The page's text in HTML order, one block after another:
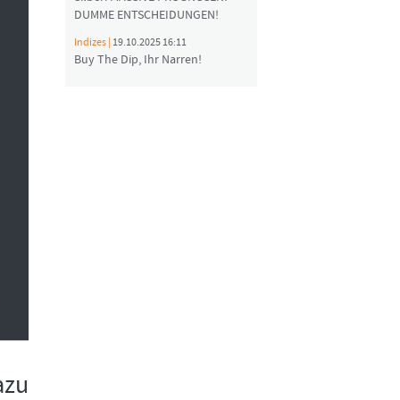
DUMME ENTSCHEIDUNGEN!
Indizes | 19.10.2025 16:11
Buy The Dip, Ihr Narren!